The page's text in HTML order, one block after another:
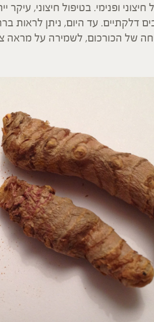
ופנימי. בטיפול חיצוני,
דלקתיים. עד היום, ניתן לראות
של הכורכום, לשמירה על מראה